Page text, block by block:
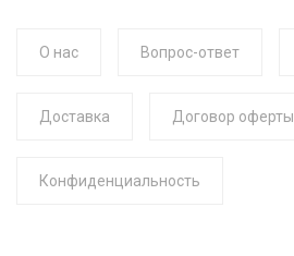
О нас Вопрос-ответ
Доставка Договор оферты
Конфиденциальность